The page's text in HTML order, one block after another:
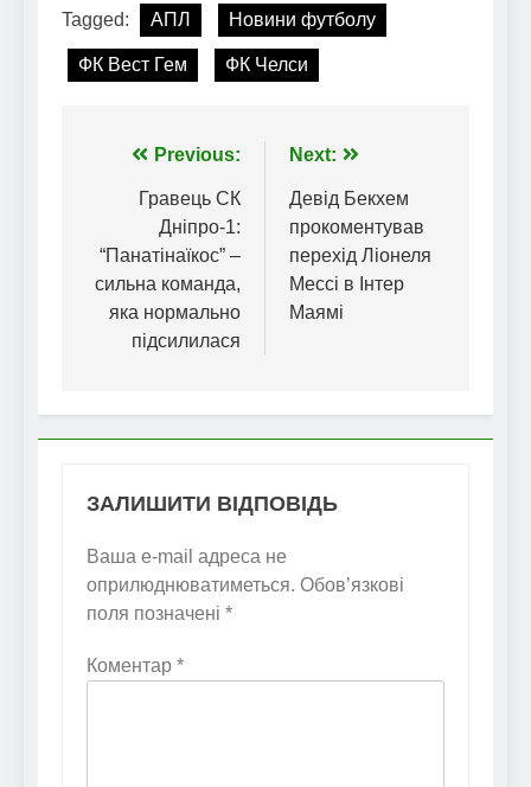
Tagged: АПЛ Новини футболу
ФК Вест Гем ФК Челси
Навігація
записів
Previous:
Гравець СК
Дніпро-1:
“Панатінаїкос” –
сильна команда,
яка нормально
підсилилася
Next:
Девід Бекхем
прокоментував
перехід Ліонеля
Мессі в Інтер
Маямі
ЗАЛИШИТИ ВІДПОВІДЬ
Ваша e-mail адреса не
оприлюднюватиметься. Обов’язкові
поля позначені *
Коментар *